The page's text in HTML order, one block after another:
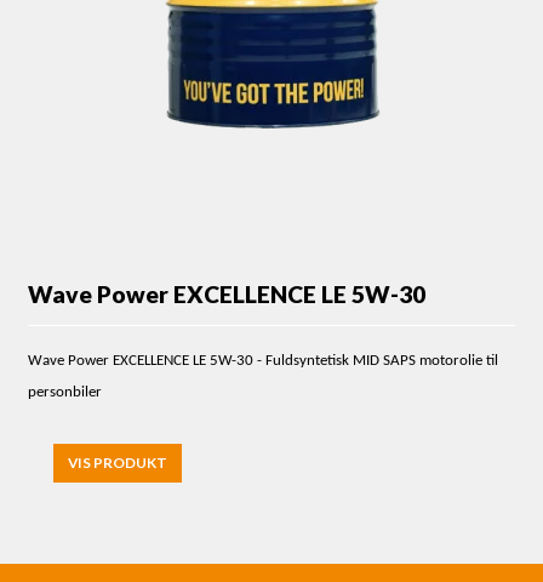
Wave Power EXCELLENCE LE 5W-30
Wave Power EXCELLENCE LE 5W-30 - Fuldsyntetisk MID SAPS motorolie til
personbiler
VIS PRODUKT